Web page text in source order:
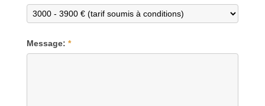
Message: *